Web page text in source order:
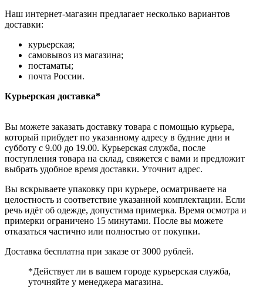
Наш интернет-магазин предлагает несколько вариантов
доставки:
курьерская;
самовывоз из магазина;
постаматы;
почта России.
Курьерская доставка*
Вы можете заказать доставку товара с помощью курьера,
который прибудет по указанному адресу в будние дни и
субботу с 9.00 до 19.00. Курьерская служба, после
поступления товара на склад, свяжется с вами и предложит
выбрать удобное время доставки. Уточнит адрес.
Вы вскрываете упаковку при курьере, осматриваете на
целостность и соответствие указанной комплектации. Если
речь идёт об одежде, допустима примерка. Время осмотра и
примерки ограничено 15 минутами. После вы можете
отказаться частично или полностью от покупки.
Доставка бесплатна при заказе от 3000 рублей.
*Действует ли в вашем городе курьерская служба,
уточняйте у менеджера магазина.